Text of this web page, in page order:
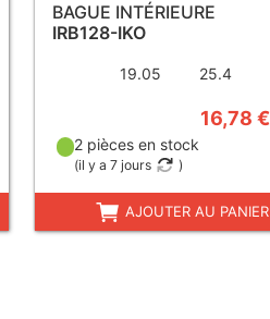
BAGUE INTÉRIEURE
IRB128-IKO
19.05 25.4
16,78 €
2 pièces en stock
(il y a 7 jours )
AJOUTER AU PANIER